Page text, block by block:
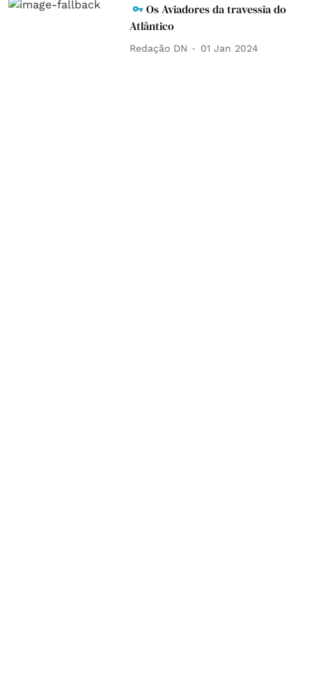
Os Aviadores da travessia do
Atlântico
Redação DN 01 Jan 2024